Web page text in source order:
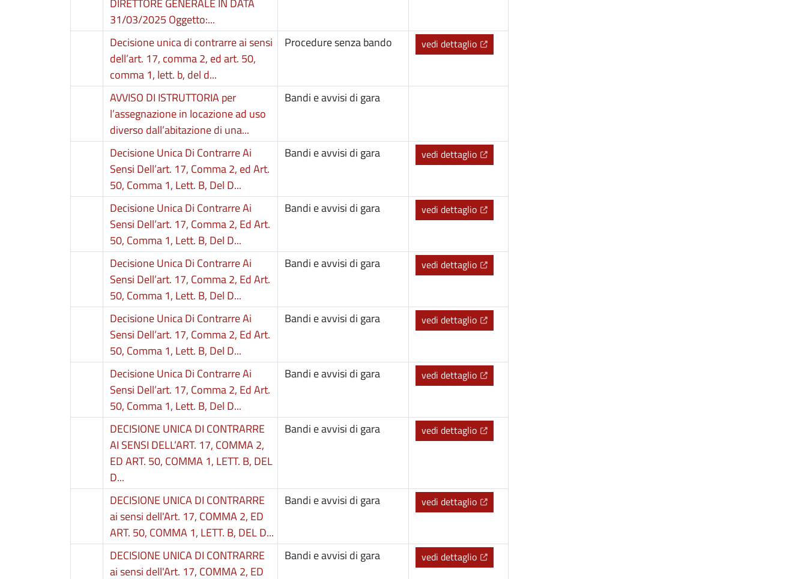
31/03/2025 Oggetto:...
Decisione unica di contrarre ai sensi
dell’art. 17, comma 2, ed art. 50,
comma 1, lett. b, del d...
Procedure senza bando vedi dettaglio (Apre il link in una nuova scheda)
AVVISO DI ISTRUTTORIA per
l’assegnazione in locazione ad uso
diverso dall’abitazione di una...
Bandi e avvisi di gara
Decisione Unica Di Contrarre Ai
Sensi Dell’art. 17, Comma 2, ed Art.
50, Comma 1, Lett. B, Del D...
Bandi e avvisi di gara vedi dettaglio (Apre il link in una nuova scheda)
Decisione Unica Di Contrarre Ai
Sensi Dell’art. 17, Comma 2, Ed Art.
50, Comma 1, Lett. B, Del D...
Bandi e avvisi di gara vedi dettaglio (Apre il link in una nuova scheda)
Decisione Unica Di Contrarre Ai
Sensi Dell’art. 17, Comma 2, Ed Art.
50, Comma 1, Lett. B, Del D...
Bandi e avvisi di gara vedi dettaglio (Apre il link in una nuova scheda)
Decisione Unica Di Contrarre Ai
Sensi Dell’art. 17, Comma 2, Ed Art.
50, Comma 1, Lett. B, Del D...
Bandi e avvisi di gara vedi dettaglio (Apre il link in una nuova scheda)
Decisione Unica Di Contrarre Ai
Sensi Dell’art. 17, Comma 2, Ed Art.
50, Comma 1, Lett. B, Del D...
Bandi e avvisi di gara vedi dettaglio (Apre il link in una nuova scheda)
DECISIONE UNICA DI CONTRARRE
AI SENSI DELL’ART. 17, COMMA 2,
ED ART. 50, COMMA 1, LETT. B, DEL
D...
Bandi e avvisi di gara vedi dettaglio (Apre il link in una nuova scheda)
DECISIONE UNICA DI CONTRARRE
ai sensi dell'Art. 17, COMMA 2, ED
ART. 50, COMMA 1, LETT. B, DEL D...
Bandi e avvisi di gara vedi dettaglio (Apre il link in una nuova scheda)
DECISIONE UNICA DI CONTRARRE
ai sensi dell'Art. 17, COMMA 2, ED
Bandi e avvisi di gara vedi dettaglio (Apre il link in una nuova scheda)